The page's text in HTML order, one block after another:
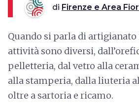
di Firenze e Area
Quando si parla di
attività sono diversi,
pelletteria, dal vetro alla
alla stamperia, dalla liuteria
oltre a sartoria e ricamo.